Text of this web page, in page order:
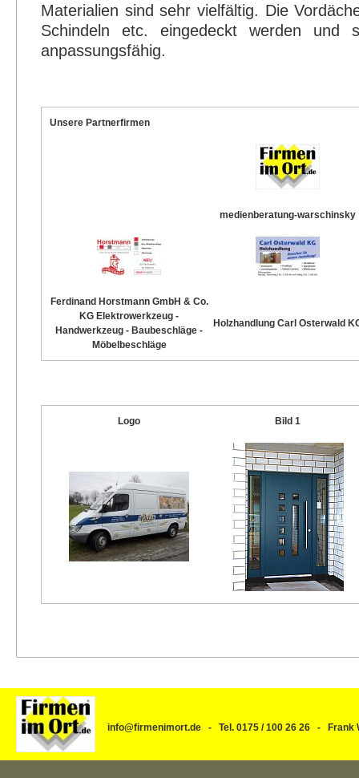
Materialien sind sehr vielfältig. Die
Schindeln etc. eingedeckt werden und
anpassungsfähig.
Unsere Partnerfirmen
medienberatung-warschinsky
Ferdinand Horstmann GmbH & Co.
KG Elektrowerkzeug -
Handwerkzeug - Baubeschläge -
Möbelbeschläge
Holzhandlung Carl Osterwald
Logo Bild 1
info@firmenimort.de - Tel. 0175 / 100 26 26 -